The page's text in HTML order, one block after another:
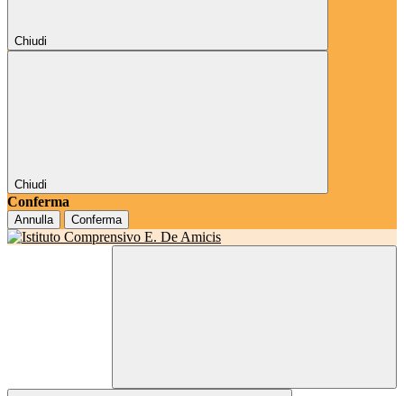
Chiudi
Chiudi
Conferma
Annulla Conferma